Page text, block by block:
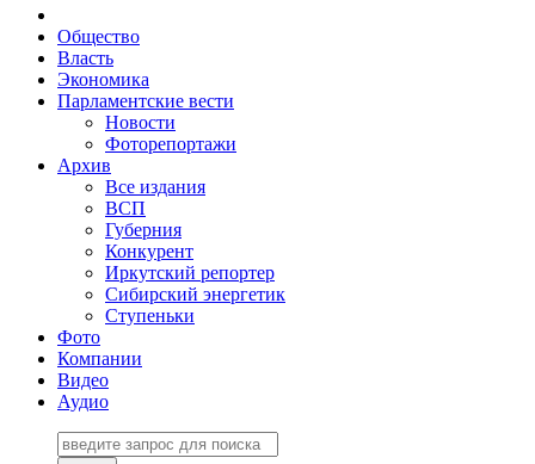
Общество
Власть
Экономика
Парламентские вести
Новости
Фоторепортажи
Архив
Все издания
ВСП
Губерния
Конкурент
Иркутский репортер
Сибирский энергетик
Ступеньки
Фото
Компании
Видео
Аудио